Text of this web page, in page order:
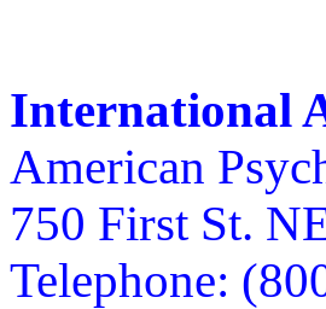
International
American
750 First St.
Telephone: